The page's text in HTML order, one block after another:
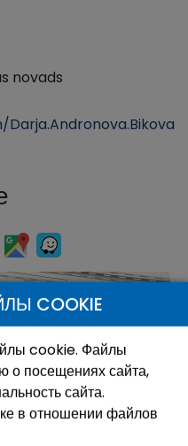
novads
COOKIE
cookie. Файлы
посещениях сайта,
сайта.
в отношении файлов